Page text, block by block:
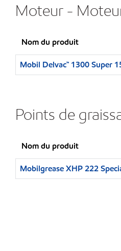
Moteur -
Nom du produit
Mobil Delvac™ 1300 Super
Points de
Nom du produit
Mobilgrease XHP 222